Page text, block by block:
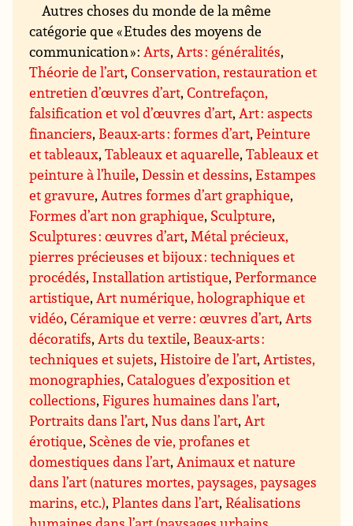
Autres choses du monde de la même
catégorie que « Etudes des moyens de
communication » :Arts,Arts : généralités,
Théorie de l’art,Conservation, restauration et
entretien d’œuvres d’art,Contrefaçon,
falsification et vol d’œuvres d’art,Art : aspects
financiers, Beaux-arts : formes d’art,Peinture
et tableaux,Tableaux et aquarelle,Tableaux et
peinture à l’huile,Dessin et dessins,Estampes
et gravure,Autres formes d’art graphique,
Formes d’art non graphique, Sculpture,
Sculptures : œuvres d’art,Métal précieux,
pierres précieuses et bijoux : techniques et
procédés, Installation artistique,Performance
artistique,Art numérique, holographique et
vidéo,Céramique et verre : œuvres d’art,Arts
décoratifs,Arts du textile, Beaux-arts :
techniques et sujets,Histoire de l’art,Artistes,
monographies,Catalogues d’exposition et
collections,Figures humaines dans l’art,
Portraits dans l’art,Nus dans l’art,Art
érotique, Scènes de vie, profanes et
domestiques dans l’art,Animaux et nature
dans l’art (natures mortes, paysages, paysages
marins, etc.),Plantes dans l’art,Réalisations